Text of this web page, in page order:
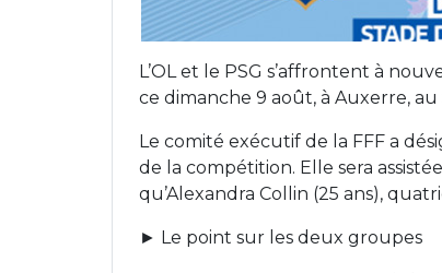
L’OL et le PSG s’affrontent à
ce dimanche 9 août, à Auxerre,
Le comité exécutif de la FFF a
de la compétition. Elle sera
qu’Alexandra Collin (25 ans),
► Le point sur les deux groupes